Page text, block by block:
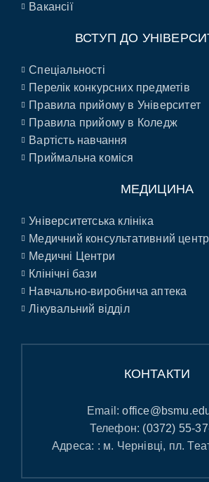
Вакансії
ВСТУП ДО
Спеціальності
Перелік конкурсних предметів
Правила прийому в Університет
Правила прийому в Коледж
Вартість навчання
Приймальна коміся
МЕДИЦИНА
Університетська клініка
Медичний консультативний центр
Медичні Центри
Клінічні бази
Навчально-виробнича аптека
Лікувальний відділ
КОНТАКТИ
Email:
Телефон: (0372) 55-
Адреса: : м. Чернівці, пл.